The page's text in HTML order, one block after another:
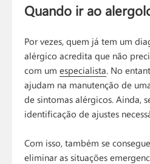
Quando ir ao
Por vezes, quem já tem um
alérgico acredita que não
com umespecialista. No
ajudam na manutenção de
de sintomas alérgicos. Ainda,
identificação de ajustes
Com isso, também se
eliminar as situações